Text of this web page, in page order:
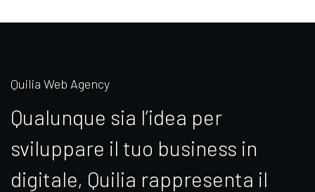
Quilia Web Agency
Qualunque sia l’idea per
sviluppare il tuo business in
digitale, Quilia rappresenta il